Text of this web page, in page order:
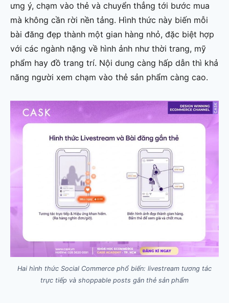
ưng ý, chạm vào thẻ và chuyển thẳng tới bước mua
mà không cần rời nền tảng. Hình thức này biến mỗi
bài đăng đẹp thành một gian hàng nhỏ, đặc biệt hợp
với các ngành nặng về hình ảnh như thời trang, mỹ
phẩm hay đồ trang trí. Nội dung càng hấp dẫn thì khả
năng người xem chạm vào thẻ sản phẩm càng cao.
Hai hình thức Social Commerce phổ biến: livestream tương tác
trực tiếp và shoppable posts gắn thẻ sản phẩm